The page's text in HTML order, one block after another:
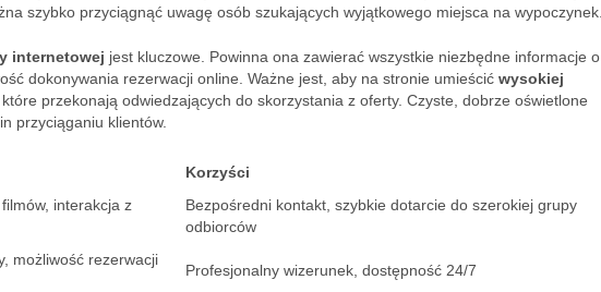
szybko przyciągnąć uwagę osób szukających wyjątkowego miejsca na wypoczynek.
internetowej jest kluczowe. Powinna ona zawierać wszystkie niezbędne informacje o
dokonywania rezerwacji online. Ważne jest, aby na stronie umieścić wysokiej
które przekonają odwiedzających do skorzystania z oferty. Czyste, dobrze oświetlone
przyciąganiu klientów.
Korzyści
interakcja z
Bezpośredni kontakt, szybkie dotarcie do szerokiej grupy
odbiorców
możliwość rezerwacji
Profesjonalny wizerunek, dostępność 24/7